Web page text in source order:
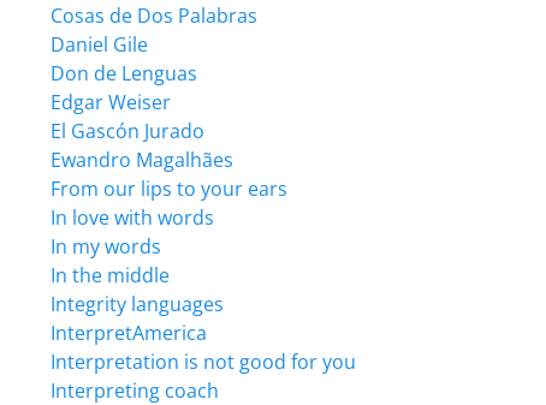
Cosas de Dos Palabras
Daniel Gile
Don de Lenguas
Edgar Weiser
El Gascón Jurado
Ewandro Magalhães
From our lips to your ears
In love with words
In my words
In the middle
Integrity languages
InterpretAmerica
Interpretation is not good for you
Interpreting coach